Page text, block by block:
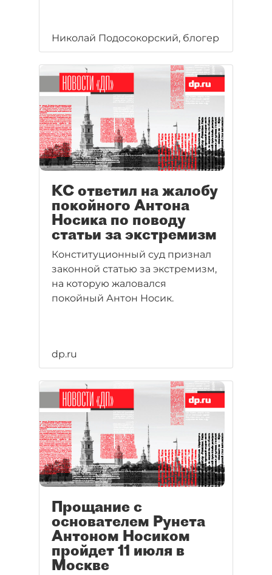
Николай Подосокорский, блогер
КС ответил на жалобу
покойного Антона
Носика по поводу
статьи за экстремизм
Конституционный суд признал
законной статью за экстремизм,
на которую жаловался
покойный Антон Носик.
dp.ru
Прощание с
основателем Рунета
Антоном Носиком
пройдет 11 июля в
Москве